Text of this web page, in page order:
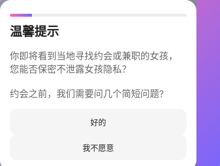
温馨提示
你即将看到当地寻找约会或兼职的女孩，
您能否保密不泄露女孩隐私？
约会之前，我们需要问几个简短问题?
好的
我不愿意
今晚不再孤单
同城快速匹配，马上认识身边的TA
立即下载